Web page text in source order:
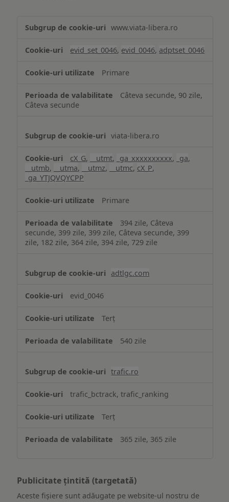
www.viata-libera.ro
evid_set_0046, evid_0046, adptset_0046
Primare
Câteva secunde, 90 zile,
Câteva secunde
viata-libera.ro
cX_G, __utmt, _ga_xxxxxxxxxx, _ga,
__utmb, __utma, __utmz, __utmc, cX_P,
_ga_YTJQVQYCPP
Primare
394 zile, Câteva
secunde, 399 zile, 399 zile, Câteva secunde, 399
zile, 182 zile, 364 zile, 394 zile, 729 zile
adtlgc.com
evid_0046
Terț
540 zile
trafic.ro
trafic_bctrack, trafic_ranking
Terț
365 zile, 365 zile
Publicitate țintită (targetată)
Aceste fișiere sunt adăugate pe website-ul nostru de